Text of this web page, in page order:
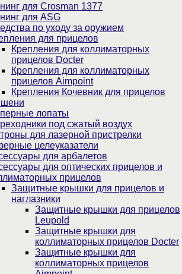
для Crosman 1377
для ASG
по уходу за оружием
для прицелов
Крепления для коллиматорных
прицелов Docter
Крепления для коллиматорных
прицелов Aimpoint
Крепления Кочевник для прицелов
лопаты
под сжатый воздух
для лазерной пристрелки
целеуказатели
для арбалетов
для оптических прицелов и
прицелов
Защитные крышки для прицелов и
наглазники
Защитные крышки для прицелов
Leupold
Защитные крышки для
коллиматорных прицелов Docter
Защитные крышки для
коллиматорных прицелов